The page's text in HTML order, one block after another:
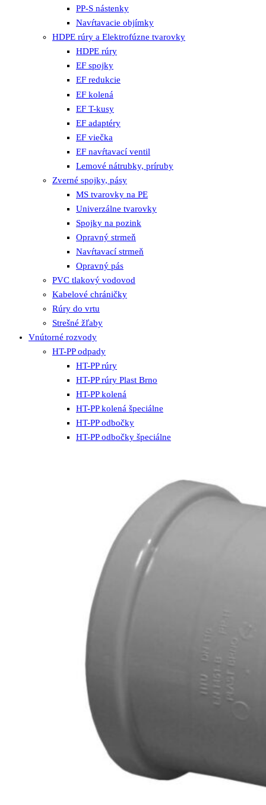
PP-S nástenky
Navŕtavacie objímky
HDPE rúry a Elektrofúzne tvarovky
HDPE rúry
EF spojky
EF redukcie
EF kolená
EF T-kusy
EF adaptéry
EF viečka
EF navŕtavací ventil
Lemové nátrubky, príruby
Zverné spojky, pásy
MS tvarovky na PE
Univerzálne tvarovky
Spojky na pozink
Opravný strmeň
Navŕtavací strmeň
Opravný pás
PVC tlakový vodovod
Kabelové chráničky
Rúry do vrtu
Strešné žľaby
Vnútorné rozvody
HT-PP odpady
HT-PP rúry
HT-PP rúry Plast Brno
HT-PP kolená
HT-PP kolená špeciálne
HT-PP odbočky
HT-PP odbočky špeciálne